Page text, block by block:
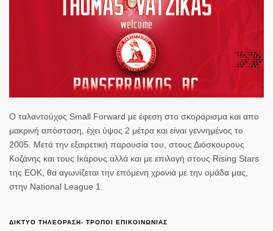
Ο ταλαντούχος Small Forward με έφεση στο σκοράρισμα και απο
μακρινή απόσταση, έχει ύψος 2 μέτρα και είναι γεννημένος το
2005. Μετά την εξαιρετική παρουσία του, στους Διόσκουρους
Κοζάνης και τους Ικάρους αλλά και με επιλογή στους Rising Stars
της ΕΟΚ, θα αγωνίζεται την επόμενη χρονιά με την ομάδα μας,
στην National League 1.
ΔΙΚΤΥΟ ΤΗΛΕΟΡΑΣΗ- ΤΡΟΠΟΙ ΕΠΙΚΟΙΝΩΝΙΑΣ